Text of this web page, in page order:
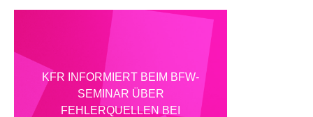
KFR INFORMIERT BEIM BFW-
SEMINAR ÜBER
FEHLERQUELLEN BEI